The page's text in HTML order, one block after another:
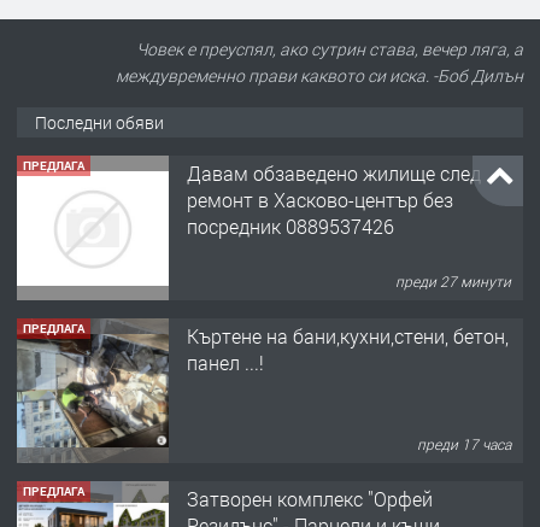
Човек е преуспял, ако сутрин става, вечер ляга, а
междувременно прави каквото си иска. -Боб Дилън
Последни обяви
Давам обзаведено жилище след
преди 27 минути
ПРЕДЛАГА
Къртене на бани,кухни,стени, бетон,
преди 17 часа
ПРЕДЛАГА
Резидънс" - Парцели и къщи